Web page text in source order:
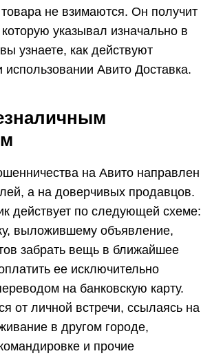
не взимаются. Он получит
указывал изначально в
узнаете, как действуют
Авито Доставка.
на Авито направлен
а на доверчивых продавцов.
действует по следующей схеме:
выложившему объявление,
забрать вещь в ближайшее
ее исключительно
на банковскую карту.
от личной встречи, ссылаясь на
в другом городе,
и прочие